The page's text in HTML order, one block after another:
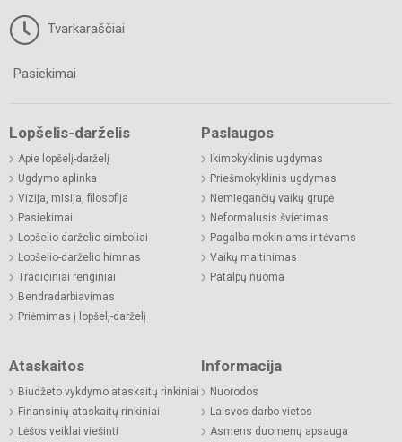
Tvarkaraščiai
Pasiekimai
Lopšelis-darželis
Apie lopšelį-darželį
Ugdymo aplinka
Vizija, misija, filosofija
Pasiekimai
Lopšelio-darželio simboliai
Lopšelio-darželio himnas
Tradiciniai renginiai
Bendradarbiavimas
Priėmimas į lopšelį-darželį
Paslaugos
Ikimokyklinis ugdymas
Priešmokyklinis ugdymas
Nemiegančių vaikų grupė
Neformalusis švietimas
Pagalba mokiniams ir tėvams
Vaikų maitinimas
Patalpų nuoma
Ataskaitos
Biudžeto vykdymo ataskaitų rinkiniai
Finansinių ataskaitų rinkiniai
Lėšos veiklai viešinti
Informacija
Nuorodos
Laisvos darbo vietos
Asmens duomenų apsauga